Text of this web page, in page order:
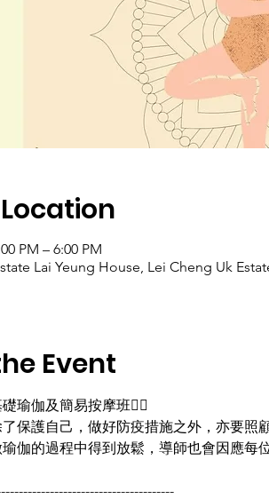
PM – 6:00 PM
Lai Yeung House, Lei Cheng Uk
Event
瑜伽及簡易按摩班🧘‍♀️
保護自己，做好防疫措施之外，亦要照
伽的過程中得到放鬆，導師也會因應每